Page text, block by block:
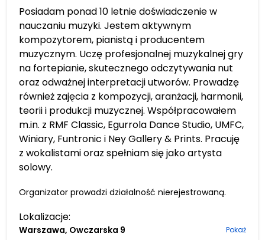
Posiadam ponad 10 letnie doświadczenie w
nauczaniu muzyki. Jestem aktywnym
kompozytorem, pianistą i producentem
muzycznym. Uczę profesjonalnej muzykalnej gry
na fortepianie, skutecznego odczytywania nut
oraz odważnej interpretacji utworów. Prowadzę
również zajęcia z kompozycji, aranżacji, harmonii,
teorii i produkcji muzycznej. Współpracowałem
m.in. z RMF Classic, Egurrola Dance Studio, UMFC,
Winiary, Funtronic i Ney Gallery & Prints. Pracuję
z wokalistami oraz spełniam się jako artysta
solowy.
Organizator prowadzi działalność nierejestrowaną.
Lokalizacje:
Warszawa, Owczarska 9 Pokaż